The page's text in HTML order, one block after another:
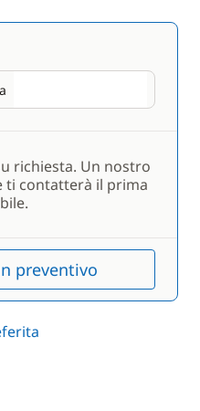
a
Ritorno
richiesta. Un nostro
ti contatterà il prima
preventivo